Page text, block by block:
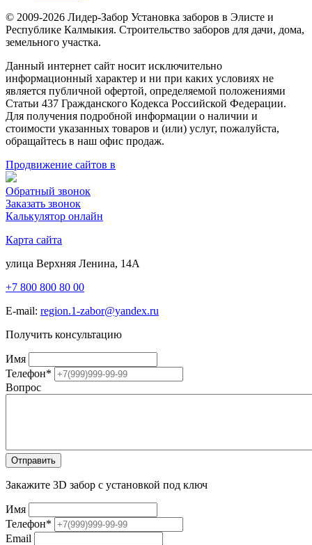
© 2009-2026 Лидер-Забор Установка заборов в Элисте и
Республике Калмыкия. Строительство заборов для дачи, дома,
земельного участка.
Данный интернет сайт носит исключительно
информационный характер и ни при каких условиях не
является публичной офертой, определяемой положениями
Статьи 437 Гражданского Кодекса Российской Федерации.
Для получения подробной информации о наличии и
стоимости указанных товаров и (или) услуг, пожалуйста,
обращайтесь в наш офис продаж.
Продвижение сайтов в
Обратный звонок
Заказать звонок
Калькулятор онлайн
Карта сайта
улица Верхняя Ленина, 14А
+7 800 800 80 00
E-mail: region.1-zabor@yandex.ru
Получить консультацию
Имя
Телефон*
Вопрос
Закажите 3D забор с установкой под ключ
Имя
Телефон*
Email